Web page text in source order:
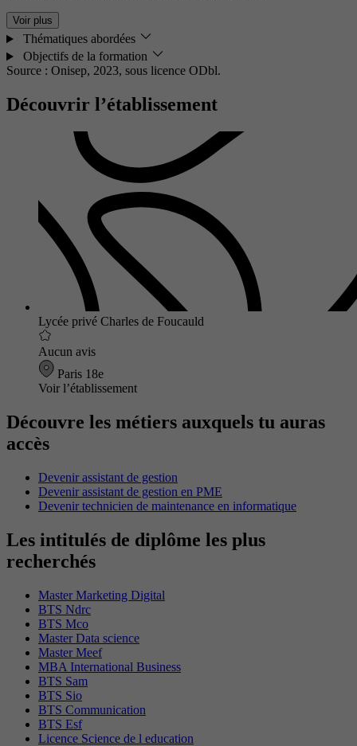
Voir plus
Thématiques abordées
Objectifs de la formation
Source : Onisep, 2023, sous licence ODbl.
Découvrir l’établissement
Lycée privé Charles de Foucauld
Aucun avis
Paris 18e
Voir l’établissement
Découvre les métiers auxquels tu auras
accès
Devenir assistant de gestion
Devenir assistant de gestion en PME
Devenir technicien de maintenance en informatique
Les intitulés de diplôme les plus
recherchés
Master Marketing Digital
BTS Ndrc
BTS Mco
Master Data science
Master Meef
MBA International Business
BTS Sam
BTS Sio
BTS Communication
BTS Esf
Licence Science de l education